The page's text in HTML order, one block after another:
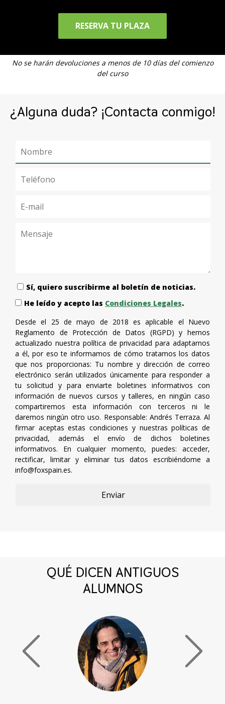
RESERVA TU PLAZA
No se harán devoluciones a menos de 10 días del comienzo
del curso
¿Alguna duda? ¡Contacta conmigo!
Sí, quiero suscribirme al boletín de noticias.
He leído y acepto las Condiciones Legales.
Desde el 25 de mayo de 2018 es aplicable el Nuevo
Reglamento de Protección de Datos (RGPD) y hemos
actualizado nuestra política de privacidad para adaptarnos
a él, por eso te informamos de cómo tratamos los datos
que nos proporcionas: Tu nombre y dirección de correo
electrónico serán utilizados únicamente para responder a
tu solicitud y para enviarte boletines informativos con
información de nuevos cursos y talleres, en ningún caso
compartiremos esta información con terceros ni le
daremos ningún otro uso. Responsable: Andrés Terraza. Al
firmar aceptas estas condiciones y nuestras políticas de
privacidad, además el envío de dichos boletines
informativos. En cualquier momento, puedes: acceder,
rectificar, limitar y eliminar tus datos escribiéndome a
info@foxspain.es.
QUÉ DICEN ANTIGUOS
ALUMNOS